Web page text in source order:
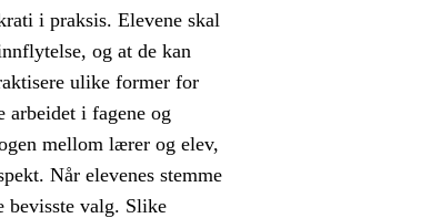
i praksis. Elevene skal
og at de kan
ulike former for
arbeidet i fagene og
mellom lærer og elev,
Når elevenes stemme
bevisste valg. Slike